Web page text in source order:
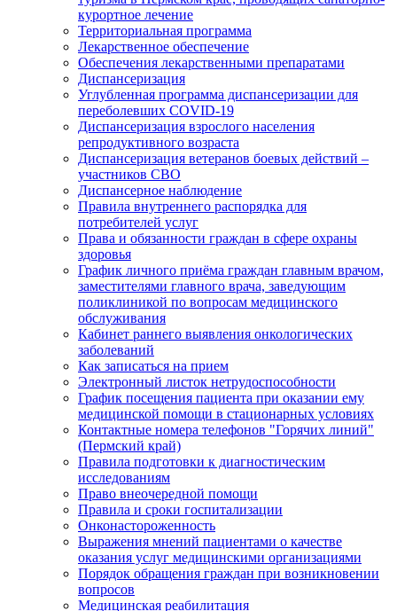
курортное лечение
Территориальная программа
Лекарственное обеспечение
Обеспечения лекарственными препаратами
Диспансеризация
Углубленная программа диспансеризации для
переболевших COVID-19
Диспансеризация взрослого населения
репродуктивного возраста
Диспансеризация ветеранов боевых действий –
участников СВО
Диспансерное наблюдение
Правила внутреннего распорядка для
потребителей услуг
Права и обязанности граждан в сфере охраны
здоровья
График личного приёма граждан главным врачом,
заместителями главного врача, заведующим
поликлиникой по вопросам медицинского
обслуживания
Кабинет раннего выявления онкологических
заболеваний
Как записаться на прием
Электронный листок нетрудоспособности
График посещения пациента при оказании ему
медицинской помощи в стационарных условиях
Контактные номера телефонов "Горячих линий"
(Пермский край)
Правила подготовки к диагностическим
исследованиям
Право внеочередной помощи
Правила и сроки госпитализации
Онконастороженность
Выражения мнений пациентами о качестве
оказания услуг медицинскими организациями
Порядок обращения граждан при возникновении
вопросов
Медицинская реабилитация